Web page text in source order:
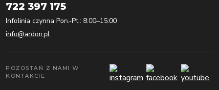
722 397 175
Infolinia czynna Pon.-Pt.: 8:00–15:00
info@ardon.pl
POZOSTAŃ Z NAMI W
KONTAKCIE